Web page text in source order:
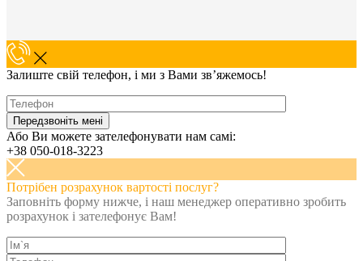
Залиште свій телефон, і ми з Вами зв’яжемось!
Або Ви можете зателефонувати нам самі:
+38 050-018-3223
Потрібен розрахунок вартості послуг?
Заповніть форму нижче, і наш менеджер оперативно зробить
розрахунок і зателефонує Вам!